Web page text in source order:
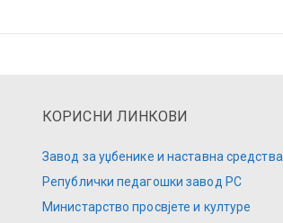
КОРИСНИ ЛИНКОВИ
Завод за уџбенике и наставна средства
Републички педагошки завод РС
Министарство просвјете и културе